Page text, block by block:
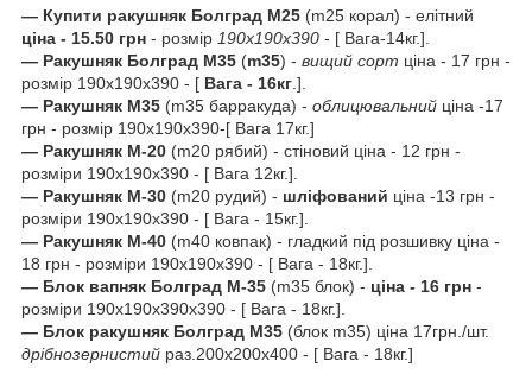
— Купити ракушняк Болград М25 (m25 корал) - елітний
ціна - 15.50 грн - розмір 190х190х390 - [ Вага-14кг.].
— Ракушняк Болград М35 (m35) - вищий сорт ціна - 17 грн -
розмір 190х190х390 - [ Вага - 16кг .].
— Ракушняк М35 (m35 барракуда) - облицювальний ціна -17
грн - розмір 190х190х390-[ Вага 17кг.]
— Ракушняк М-20 (m20 рябий) - стіновий ціна - 12 грн -
розміри 190х190х390 - [ Вага 12кг.].
— Ракушняк М-30 (m20 рудий) - шліфований ціна -13 грн -
розміри 190х190х390 - [ Вага - 15кг.].
— Ракушняк М-40 (m40 ковпак) - гладкий під розшивку ціна -
18 грн - розміри 190х190х390 - [ Вага - 18кг.].
— Блок вапняк Болград М-35 (m35 блок) - ціна - 16 грн -
розміри 190х190х390х390 - [ Вага - 18кг.].
— Блок ракушняк Болград М35 (блок m35) ціна 17грн./шт.
дрібнозернистий раз.200х200х400 - [ Вага - 18кг.]